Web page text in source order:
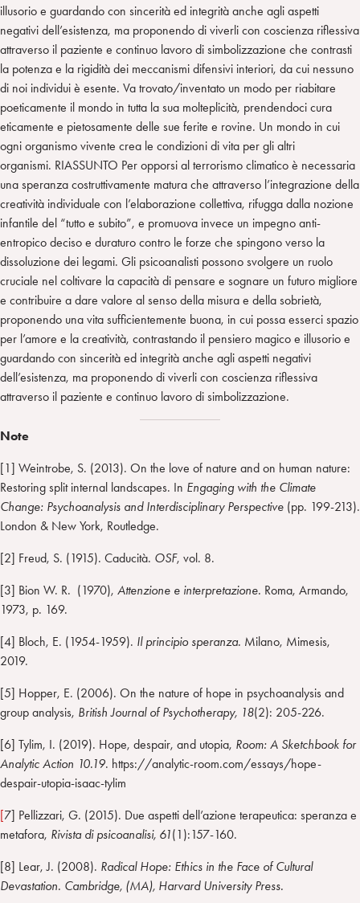
illusorio e guardando con sincerità ed integrità anche agli aspetti
negativi dell’esistenza, ma proponendo di viverli con coscienza riflessiva
attraverso il paziente e continuo lavoro di simbolizzazione che contrasti
la potenza e la rigidità dei meccanismi difensivi interiori, da cui nessuno
di noi individui è esente. Va trovato/inventato un modo per riabitare
poeticamente il mondo in tutta la sua molteplicità, prendendoci cura
eticamente e pietosamente delle sue ferite e rovine. Un mondo in cui
ogni organismo vivente crea le condizioni di vita per gli altri
organismi. RIASSUNTO Per opporsi al terrorismo climatico è necessaria
una speranza costruttivamente matura che attraverso l’integrazione della
creatività individuale con l’elaborazione collettiva, rifugga dalla nozione
infantile del “tutto e subito”, e promuova invece un impegno anti-
entropico deciso e duraturo contro le forze che spingono verso la
dissoluzione dei legami. Gli psicoanalisti possono svolgere un ruolo
cruciale nel coltivare la capacità di pensare e sognare un futuro migliore
e contribuire a dare valore al senso della misura e della sobrietà,
proponendo una vita sufficientemente buona, in cui possa esserci spazio
per l’amore e la creatività, contrastando il pensiero magico e illusorio e
guardando con sincerità ed integrità anche agli aspetti negativi
dell’esistenza, ma proponendo di viverli con coscienza riflessiva
attraverso il paziente e continuo lavoro di simbolizzazione.
Note
[1] Weintrobe, S. (2013). On the love of nature and on human nature:
Restoring split internal landscapes. In Engaging with the Climate
Change: Psychoanalysis and Interdisciplinary Perspective (pp. 199-213).
London & New York, Routledge.
[2] Freud, S. (1915). Caducità. OSF, vol. 8.
[3] Bion W. R. (1970), Attenzione e interpretazione. Roma, Armando,
1973, p. 169.
[4] Bloch, E. (1954-1959). Il principio speranza. Milano, Mimesis,
2019.
[5] Hopper, E. (2006). On the nature of hope in psychoanalysis and
group analysis, British Journal of Psychotherapy, 18(2): 205-226.
[6] Tylim, I. (2019). Hope, despair, and utopia, Room: A Sketchbook for
Analytic Action 10.19. https://analytic-room.com/essays/hope-
despair-utopia-isaac-tylim
[7] Pellizzari, G. (2015). Due aspetti dell’azione terapeutica: speranza e
metafora, Rivista di psicoanalisi, 61(1):157-160.
[8] Lear, J. (2008). Radical Hope: Ethics in the Face of Cultural
Devastation. Cambridge, (MA), Harvard University Press.